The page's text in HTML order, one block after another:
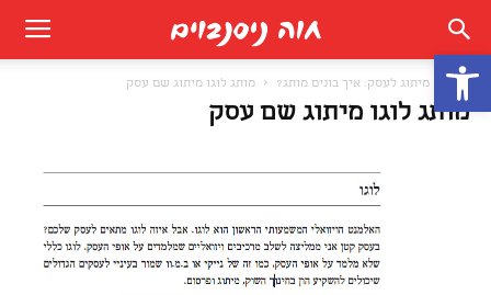
פתח סרגל נגישות
מיתוג לעסק: איך בונים מותג? מותג לוגו מיתוג שם עסק
מותג לוגו מיתוג שם עסק